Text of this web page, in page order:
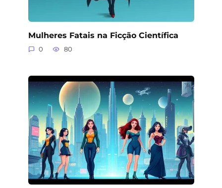
Mulheres Fatais na Ficção Científica
0 80